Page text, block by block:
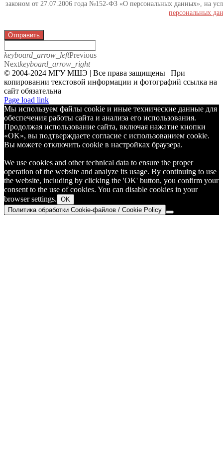
законом от 27.07.2006 года №152-ФЗ «О персональных данных», на
персональных
Отправить
keyboard_arrow_leftPrevious
Nextkeyboard_arrow_right
© 2004-2024 МГУ МШЭ | Все права защищены | При
копировании текстовой информации и фотографий ссылка на
сайт обязательна
Telegram
Page load link
Мы используем файлы cookie и иные технические данные для
обеспечения работы сайта и анализа его использования.
Продолжая использование сайта, включая нажатие кнопки
«OK», вы подтверждаете согласие с использованием cookie.
Вы можете отключить cookie в настройках браузера.
We use cookies and other technical data to ensure the proper
operation of the website and analyze its usage. By continuing to use
the website, including by clicking the 'OK' button, you confirm your
consent to the use of cookies. You can disable cookies in your
browser settings. OK
Политика обработки Cookie-файлов / Cookie Policy